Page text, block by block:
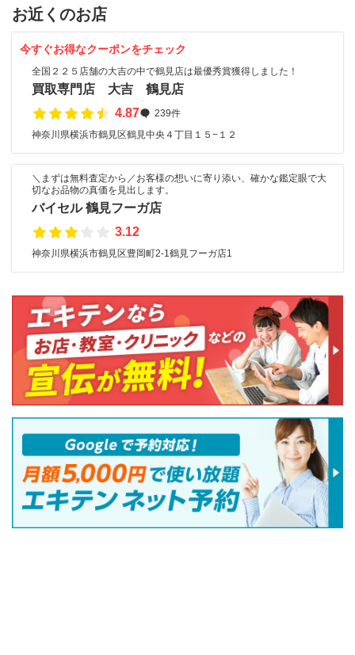
お近くのお店
今すぐお得なクーポンをチェック
全国２２５店舗の大吉の中で鶴見店は最優秀賞獲得しました！
買取専門店 大吉 鶴見店
4.87
239件
神奈川県横浜市鶴見区鶴見中央４丁目１５−１２
＼まずは無料査定から／お客様の想いに寄り添い、確かな鑑定眼で大
切なお品物の真価を見出します。
バイセル 鶴見フーガ店
3.12
神奈川県横浜市鶴見区豊岡町2-1鶴見フーガ店1